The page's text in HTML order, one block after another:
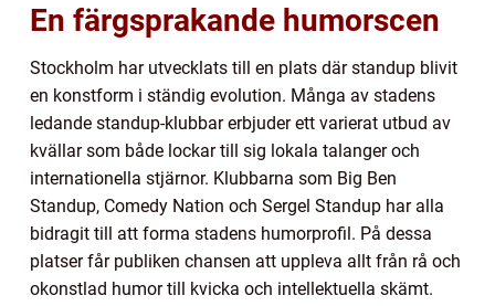
En färgsprakande humorscen
Stockholm har utvecklats till en plats där standup blivit
en konstform i ständig evolution. Många av stadens
ledande standup-klubbar erbjuder ett varierat utbud av
kvällar som både lockar till sig lokala talanger och
internationella stjärnor. Klubbarna som Big Ben
Standup, Comedy Nation och Sergel Standup har alla
bidragit till att forma stadens humorprofil. På dessa
platser får publiken chansen att uppleva allt från rå och
okonstlad humor till kvicka och intellektuella skämt.